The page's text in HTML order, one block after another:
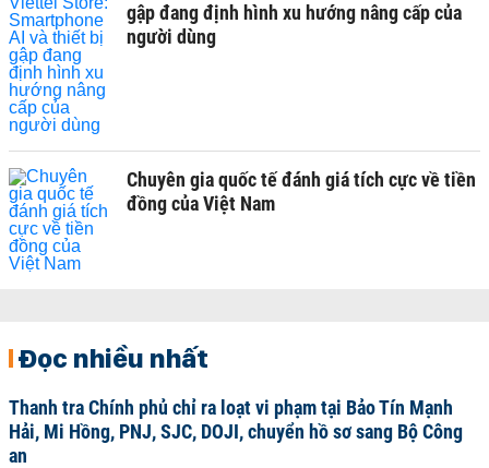
gập đang định hình xu hướng nâng cấp của
người dùng
Chuyên gia quốc tế đánh giá tích cực về tiền
đồng của Việt Nam
Đọc nhiều nhất
Thanh tra Chính phủ chỉ ra loạt vi phạm tại Bảo Tín Mạnh
Hải, Mi Hồng, PNJ, SJC, DOJI, chuyển hồ sơ sang Bộ Công
an